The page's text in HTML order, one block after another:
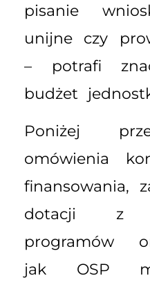
pisanie
unijne czy
– potrafi
budżet
Poniżej
omówienia
finansowania,
dotacji z
programów
jak OSP